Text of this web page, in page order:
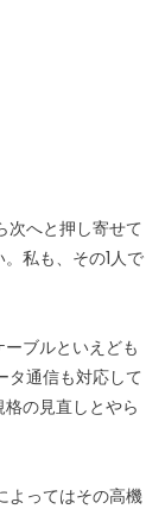
次へと押し寄せて
私も、その1人で
ブルといえども
タ通信も対応して
の見直しとやら
よってはその高機